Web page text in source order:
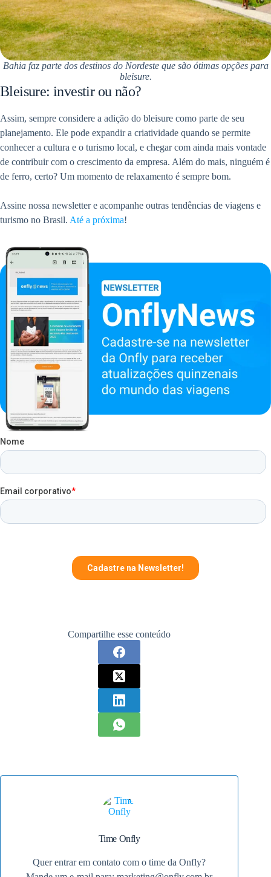
Bahia faz parte dos destinos do Nordeste que são ótimas opções para
bleisure.
Bleisure: investir ou não?
Assim, sempre considere a adição do bleisure como parte de seu
planejamento. Ele pode expandir a criatividade quando se permite
conhecer a cultura e o turismo local, e chegar com ainda mais vontade
de contribuir com o crescimento da empresa. Além do mais, ninguém é
de ferro, certo? Um momento de relaxamento é sempre bom.
Assine nossa newsletter e acompanhe outras tendências de viagens e
turismo no Brasil. Até a próxima!
Compartilhe esse conteúdo
Time Onfly
Quer entrar em contato com o time da Onfly?